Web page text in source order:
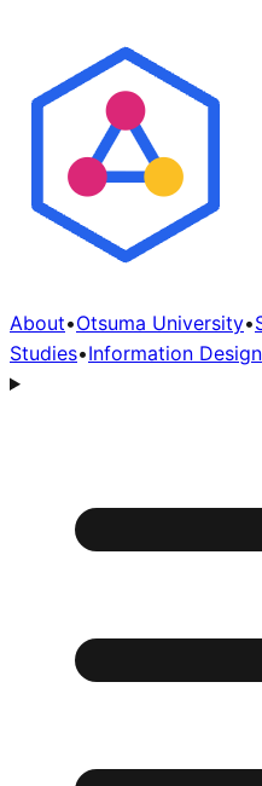
About•Otsuma University•
Studies•Information Design